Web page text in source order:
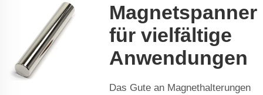
Magnetspanner
für vielfältige
Anwendungen
Das Gute an Magnethalterungen